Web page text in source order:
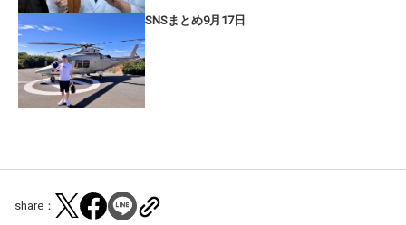
SNSまとめ9月17日
share：